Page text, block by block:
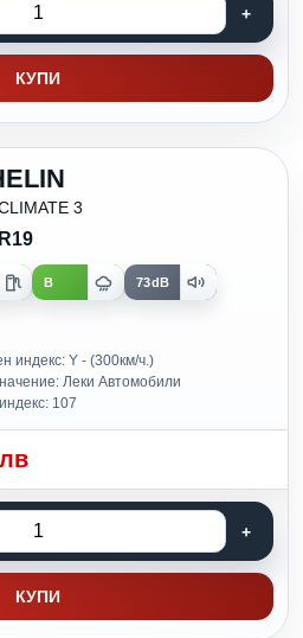
КУПИ
3
B 73dB
индекс: Y - (300км/ч.)
Леки Автомобили
107
КУПИ